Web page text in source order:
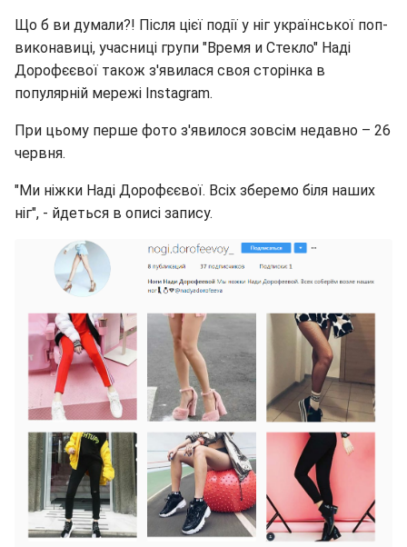
Що б ви думали?! Після цієї події у ніг української поп-
виконавиці, учасниці групи "Время и Стекло" Наді
Дорофєєвої також з'явилася своя сторінка в
популярній мережі Instagram.
При цьому перше фото з'явилося зовсім недавно – 26
червня.
"Ми ніжки Наді Дорофєєвої. Всіх зберемо біля наших
ніг", - йдеться в описі запису.